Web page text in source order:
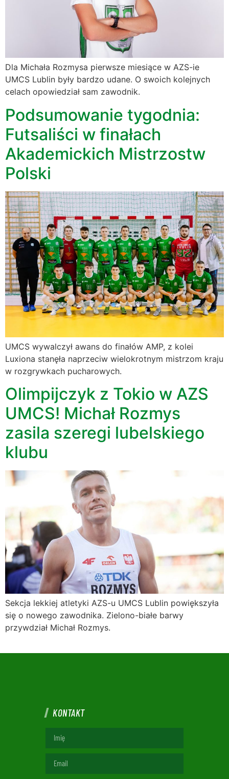
Dla Michała Rozmysa pierwsze miesiące w AZS-ie
UMCS Lublin były bardzo udane. O swoich kolejnych
celach opowiedział sam zawodnik.
Podsumowanie tygodnia:
Futsaliści w finałach
Akademickich Mistrzostw
Polski
UMCS wywalczył awans do finałów AMP, z kolei
Luxiona stanęła naprzeciw wielokrotnym mistrzom kraju
w rozgrywkach pucharowych.
Olimpijczyk z Tokio w AZS
UMCS! Michał Rozmys
zasila szeregi lubelskiego
klubu
Sekcja lekkiej atletyki AZS-u UMCS Lublin powiększyła
się o nowego zawodnika. Zielono-białe barwy
przywdział Michał Rozmys.
KONTAKT